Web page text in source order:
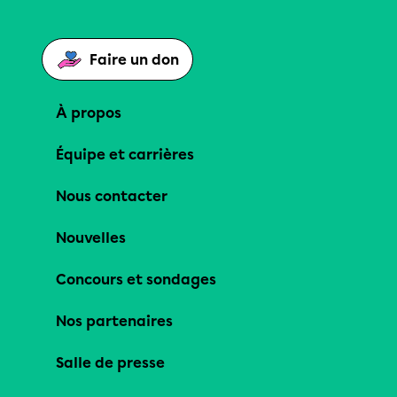
Faire un don
À propos
Équipe et carrières
Nous contacter
Nouvelles
Concours et sondages
Nos partenaires
Salle de presse